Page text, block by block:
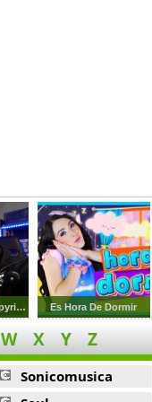
AuronPlay Sin Copyright Es Hora De Dormir
W X Y Z
Sonicomusica